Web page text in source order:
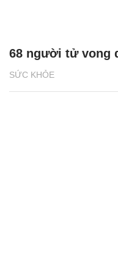
SỨC KHỎE
68 người tử vong